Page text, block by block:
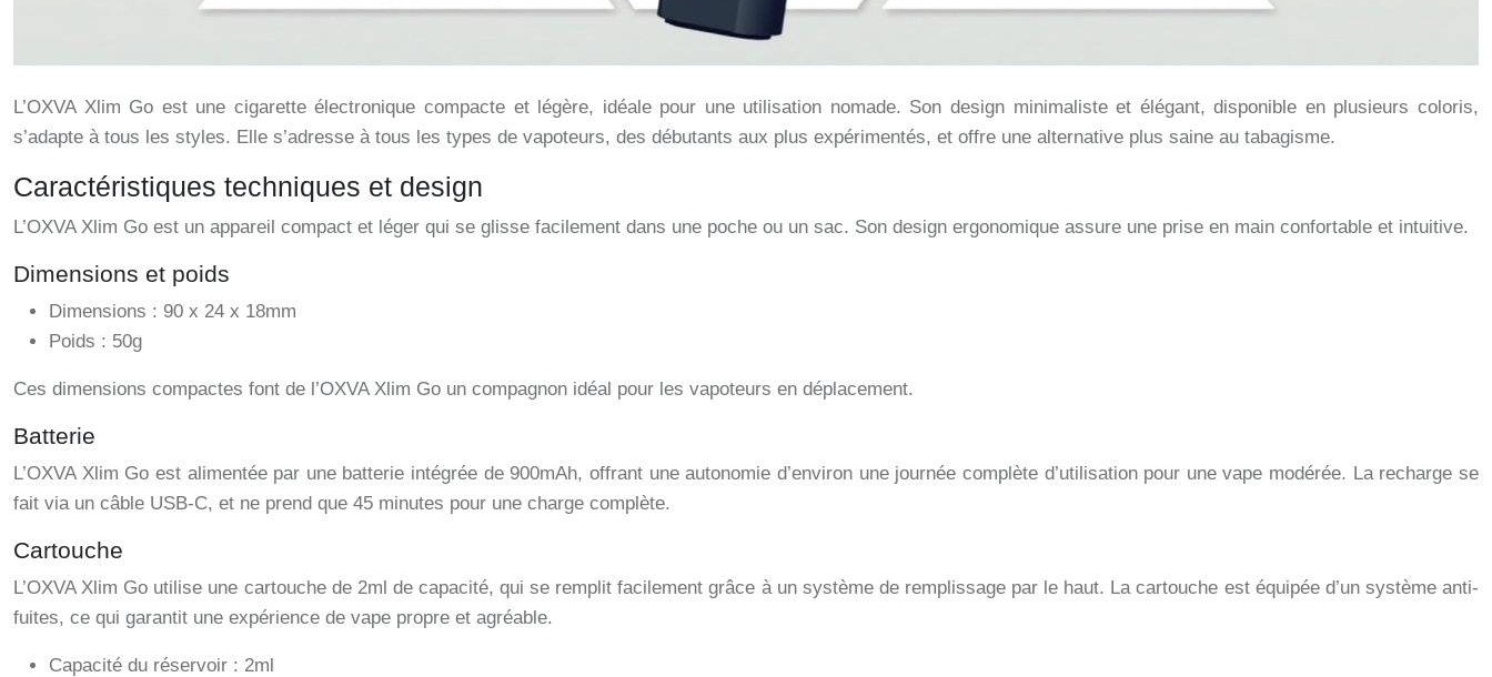
L’OXVA Xlim Go est une cigarette électronique compacte et légère, idéale pour une utilisation nomade. Son design minimaliste et élégant, disponible en plusieurs coloris,
s’adapte à tous les styles. Elle s’adresse à tous les types de vapoteurs, des débutants aux plus expérimentés, et offre une alternative plus saine au tabagisme.
Caractéristiques techniques et design
L’OXVA Xlim Go est un appareil compact et léger qui se glisse facilement dans une poche ou un sac. Son design ergonomique assure une prise en main confortable et intuitive.
Dimensions et poids
Dimensions : 90 x 24 x 18mm
Poids : 50g
Ces dimensions compactes font de l’OXVA Xlim Go un compagnon idéal pour les vapoteurs en déplacement.
Batterie
L’OXVA Xlim Go est alimentée par une batterie intégrée de 900mAh, offrant une autonomie d’environ une journée complète d’utilisation pour une vape modérée. La recharge se
fait via un câble USB-C, et ne prend que 45 minutes pour une charge complète.
Cartouche
L’OXVA Xlim Go utilise une cartouche de 2ml de capacité, qui se remplit facilement grâce à un système de remplissage par le haut. La cartouche est équipée d’un système anti-
fuites, ce qui garantit une expérience de vape propre et agréable.
Capacité du réservoir : 2ml